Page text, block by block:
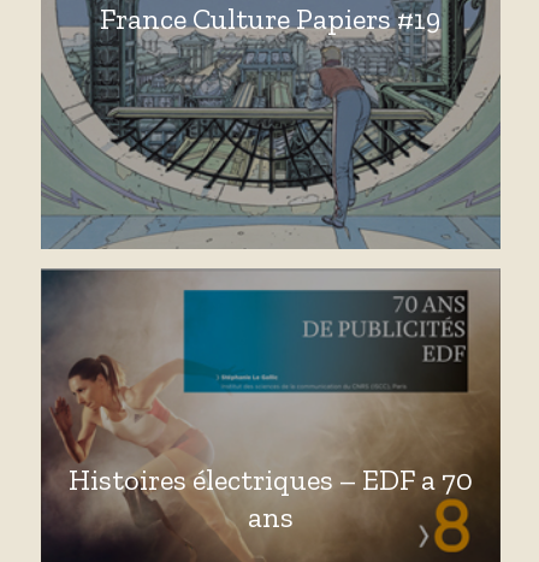
France Culture Papiers #19
Histoires électriques – EDF a 70
ans